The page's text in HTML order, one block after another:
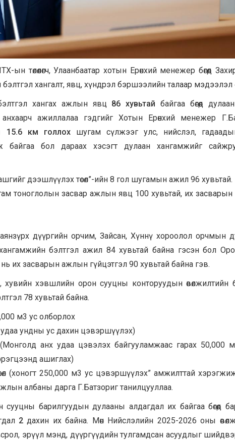
Улаанбаатар хотын Ерөнхий менежер бөгөөд
хангалт, явц, хүндрэл бэршээлийн талаар мэдээлэл
хангах ажлын явц 86 хувьтай байгаа бөгөөд
ажиллалаа гэдгийг Хотын Ерөнхий менежер
15.6 км голлох шугам сүлжээг улс, нийслэл,
байгаа бол дараах хэсэгт дулаан хангамжийг
дээшлүүлэх төсөл”-ийн 8 гол шугамын ажил 96 хувьтай.
тоноглолын засвар ажлын явц 100 хувьтай, их
дүүргийн орчим, Зайсан, Хүннү хороолол орчмын
бэлтгэл ажил 84 хувьтай байна гэсэн бол
их засварын ажлын гүйцэтгэл 90 хувьтай байна гэв.
хэвшлийн орон сууцны конторуудын өвөлжилтийн
78 хувьтай байна.
м3 ус олборлох
ундны ус дахин цэвэршүүлэх)
анх удаа цэвэлэх байгууламжаас гарах 50,000
ашиглах)
(хоногт 250,000 м3 ус цэвэршүүлэх” амжилттай
албаны дарга Г.Батзориг танилцууллаа.
сууцны барилгуудын дулааны алдагдал их байгаа бөгөөд
2дахин их байна. Мөн Нийслэлийн 2025-2026 оны
эрүүл мэнд, дүүргүүдийн тулгамдсан асуудлыг